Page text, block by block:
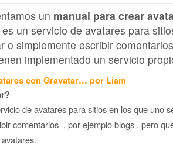
un manual para crear
un servicio de avatares para
o simplemente escribir
implementado un servicio
con Gravatar… por Liam
de avatares para sitios en los que uno
comentarios , por ejemplo blogs , pero